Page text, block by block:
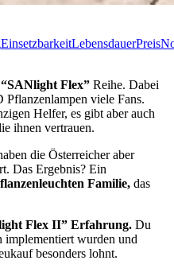
EinsetzbarkeitLebensdauerPreis
“SANlight Flex” Reihe. Dabei
viele Fans.
Helfer, es gibt aber auch
ihnen vertrauen.
die Österreicher aber
Das Ergebnis? Ein
Familie, das
Flex II” Erfahrung. Du
wurden und
besonders lohnt.